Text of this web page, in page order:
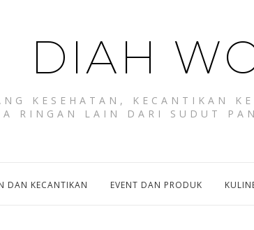
DIAH
KESEHATAN, KECANTIKAN
RINGAN LAIN DARI SUDUT
DAN KECANTIKAN EVENT DAN PRODUK